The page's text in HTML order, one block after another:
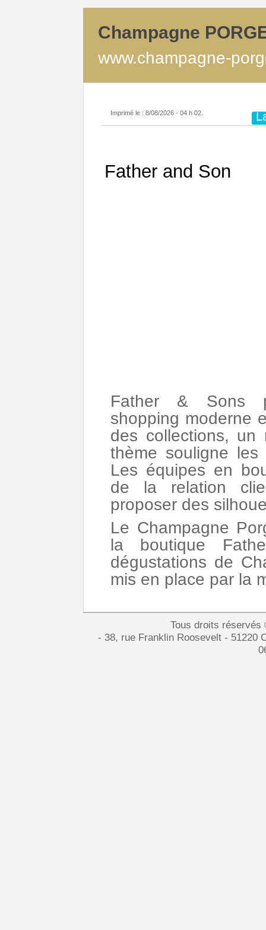
Champagne
www.champagne-
Imprimé le : 8/08/2026 - 04 h 02.
Father and Son
Father & Sons
shopping moderne
des collections, un
thème souligne
Les équipes en
de la relation
proposer des
Le Champagne
la boutique
dégustations de
mis en place par la
Tous droits
- 38, rue Franklin Roosevelt - 51220